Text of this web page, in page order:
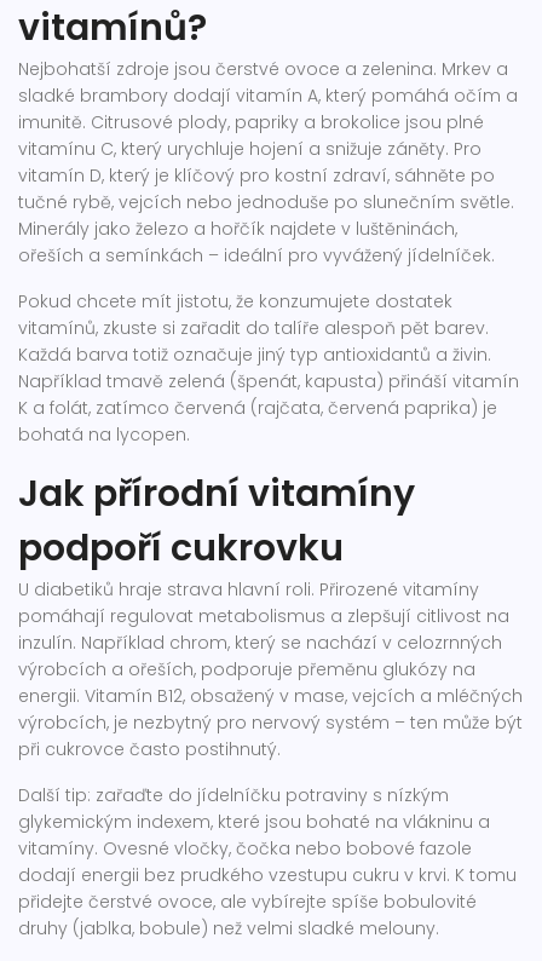
vitamínů?
Nejbohatší zdroje jsou čerstvé ovoce a zelenina. Mrkev a
sladké brambory dodají vitamín A, který pomáhá očím a
imunitě. Citrusové plody, papriky a brokolice jsou plné
vitamínu C, který urychluje hojení a snižuje záněty. Pro
vitamín D, který je klíčový pro kostní zdraví, sáhněte po
tučné rybě, vejcích nebo jednoduše po slunečním světle.
Minerály jako železo a hořčík najdete v luštěninách,
ořeších a semínkách – ideální pro vyvážený jídelníček.
Pokud chcete mít jistotu, že konzumujete dostatek
vitamínů, zkuste si zařadit do talíře alespoň pět barev.
Každá barva totiž označuje jiný typ antioxidantů a živin.
Například tmavě zelená (špenát, kapusta) přináší vitamín
K a folát, zatímco červená (rajčata, červená paprika) je
bohatá na lycopen.
Jak přírodní vitamíny
podpoří cukrovku
U diabetiků hraje strava hlavní roli. Přirozené vitamíny
pomáhají regulovat metabolismus a zlepšují citlivost na
inzulín. Například chrom, který se nachází v celozrnných
výrobcích a ořeších, podporuje přeměnu glukózy na
energii. Vitamín B12, obsažený v mase, vejcích a mléčných
výrobcích, je nezbytný pro nervový systém – ten může být
při cukrovce často postihnutý.
Další tip: zařaďte do jídelníčku potraviny s nízkým
glykemickým indexem, které jsou bohaté na vlákninu a
vitamíny. Ovesné vločky, čočka nebo bobové fazole
dodají energii bez prudkého vzestupu cukru v krvi. K tomu
přidejte čerstvé ovoce, ale vybírejte spíše bobulovité
druhy (jablka, bobule) než velmi sladké melouny.